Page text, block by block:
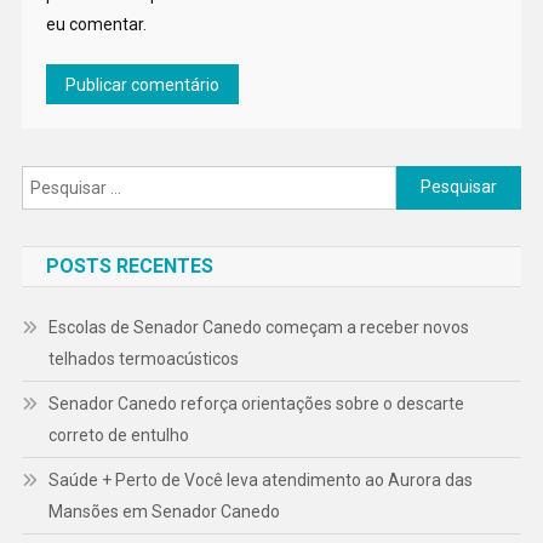
eu comentar.
Pesquisar
por:
POSTS RECENTES
Escolas de Senador Canedo começam a receber novos
telhados termoacústicos
Senador Canedo reforça orientações sobre o descarte
correto de entulho
Saúde + Perto de Você leva atendimento ao Aurora das
Mansões em Senador Canedo